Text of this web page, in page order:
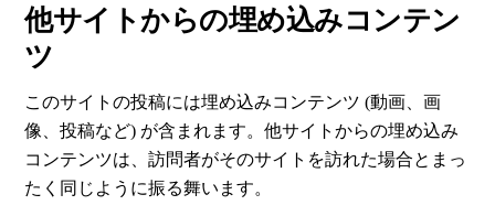
他サイトからの埋め込みコンテン
ツ
このサイトの投稿には埋め込みコンテンツ (動画、画
像、投稿など) が含まれます。他サイトからの埋め込み
コンテンツは、訪問者がそのサイトを訪れた場合とまっ
たく同じように振る舞います。